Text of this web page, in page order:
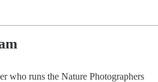
who runs the Nature Photographers